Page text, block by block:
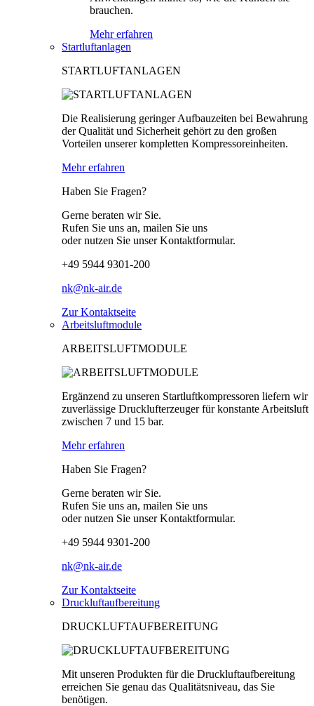
brauchen.
Mehr erfahren
Startluftanlagen
STARTLUFTANLAGEN
Die Realisierung geringer Aufbauzeiten bei Bewahrung
der Qualität und Sicherheit gehört zu den großen
Vorteilen unserer kompletten Kompressoreinheiten.
Mehr erfahren
Haben Sie Fragen?
Gerne beraten wir Sie.
Rufen Sie uns an, mailen Sie uns
oder nutzen Sie unser Kontaktformular.
+49 5944 9301-200
nk@nk-air.de
Zur Kontaktseite
Arbeitsluftmodule
ARBEITSLUFTMODULE
Ergänzend zu unseren Startluftkompressoren liefern wir
zuverlässige Drucklufterzeuger für konstante Arbeitsluft
zwischen 7 und 15 bar.
Mehr erfahren
Haben Sie Fragen?
Gerne beraten wir Sie.
Rufen Sie uns an, mailen Sie uns
oder nutzen Sie unser Kontaktformular.
+49 5944 9301-200
nk@nk-air.de
Zur Kontaktseite
Druckluftaufbereitung
DRUCKLUFTAUFBEREITUNG
Mit unseren Produkten für die Druckluftaufbereitung
erreichen Sie genau das Qualitätsniveau, das Sie
benötigen.